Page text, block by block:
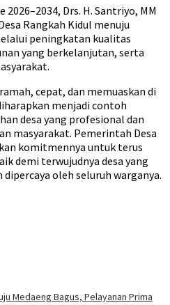
Drs. H. Santriyo, MM
Rangkah Kidul menuju
peningkatan kualitas
yang berkelanjutan, serta
cepat, dan memuaskan di
menjadi contoh
desa yang profesional dan
masyarakat. Pemerintah Desa
komitmennya untuk terus
demi terwujudnya desa yang
oleh seluruh warganya.
Medaeng Bagus, Pelayanan Prima